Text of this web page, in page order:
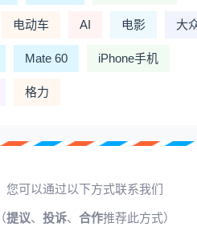
电动车 AI 电影 大
Mate 60 iPhone手机
格力
您可以通过以下方式联系我们
（提议、 投诉、 合作推荐此方式）